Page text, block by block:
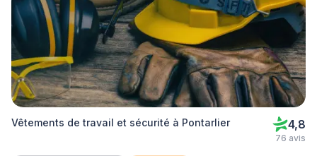
Vêtements de travail et sécurité à Pontarlier 4,8
76 avis